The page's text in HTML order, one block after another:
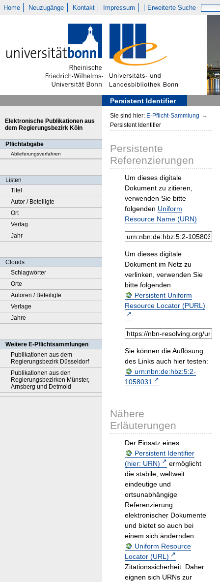
Home Neuzugänge Kontakt Impressum Erweiterte Suche
Persistent Identifier
Elektronische Publikationen aus
dem Regierungsbezirk Köln
Pflichtabgabe
Ablieferungsverfahren
Listen
Titel
Autor / Beteiligte
Ort
Verlag
Jahr
Clouds
Schlagwörter
Orte
Autoren / Beteiligte
Verlage
Jahre
Weitere E-Pflichtsammlungen
Publikationen aus dem
Regierungsbezirk Düsseldorf
Publikationen aus den
Regierungsbezirken Münster,
Arnsberg und Detmold
Sie sind hier: E-Pflicht-Sammlung →
Persistent Identifier
Persistente
Referenzierungen
Um dieses digitale
Dokument zu zitieren,
verwenden Sie bitte
folgenden Uniform
Resource Name (URN)
Um dieses digitale
Dokument im Netz zu
verlinken, verwenden Sie
bitte folgenden
Persistent Uniform
Resource Locator (PURL)
:
Sie können die Auflösung
des Links auch hier testen:
urn:nbn:de:hbz:5:2-
1058031
Nähere
Erläuterungen
Der Einsatz eines
Persistent Identifier
(hier: URN)
ermöglicht
die stabile, weltweit
eindeutige und
ortsunabhängige
Referenzierung
elektronischer Dokumente
und bietet so auch bei
einem sich ändernden
Uniform Resource
Locator (URL)
Zitationssicherheit. Daher
eignen sich URNs zur